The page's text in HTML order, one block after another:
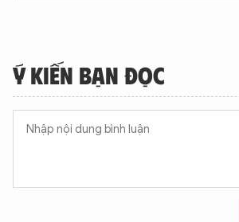
Ý KIẾN BẠN ĐỌC